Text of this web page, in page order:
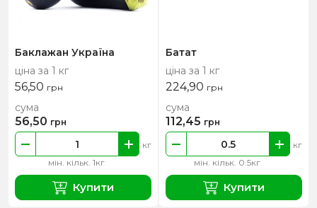
Баклажан Україна
ціна за 1 кг
56,50 грн
мін. кільк. 1кг
кг
сума
56,50 грн
Купити
Батат
ціна за 1 кг
224,90 грн
мін. кільк. 0.5кг
кг
сума
112,45 грн
Купити